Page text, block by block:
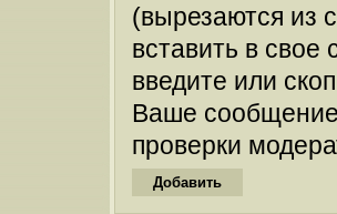
(вырезаются из
вставить в
введите или
Ваше
проверки